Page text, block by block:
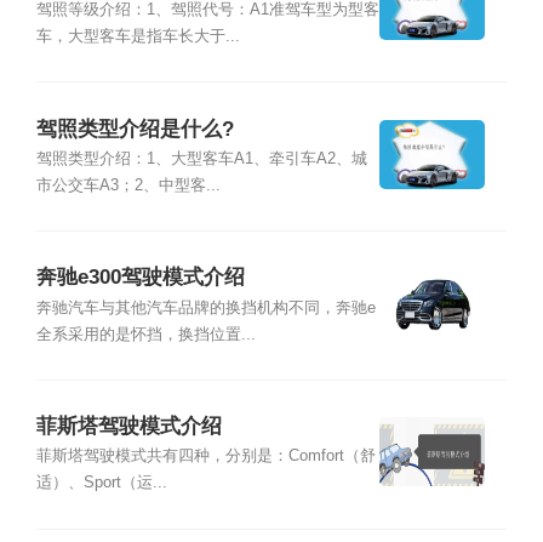
驾照等级介绍：1、驾照代号：A1准驾车型为型客
车，大型客车是指车长大于...
驾照类型介绍是什么?
驾照类型介绍：1、大型客车A1、牵引车A2、城
市公交车A3；2、中型客...
奔驰e300驾驶模式介绍
奔驰汽车与其他汽车品牌的换挡机构不同，奔驰e
全系采用的是怀挡，换挡位置...
菲斯塔驾驶模式介绍
菲斯塔驾驶模式共有四种，分别是：Comfort（舒
适）、Sport（运...